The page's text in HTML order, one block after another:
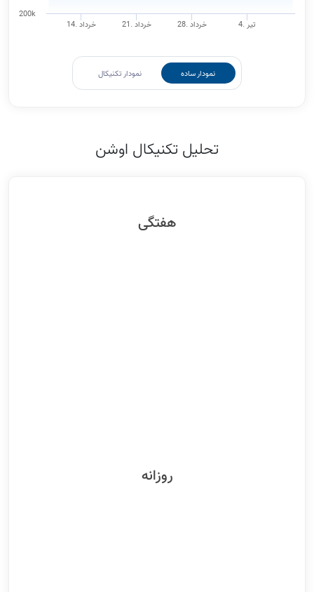
14. خرداد 21. خرداد 28. خرداد 4. تیر
200k
نمودار ساده نمودار تکنیکال
تحلیل تکنیکال اوشن
هفتگی
روزانه